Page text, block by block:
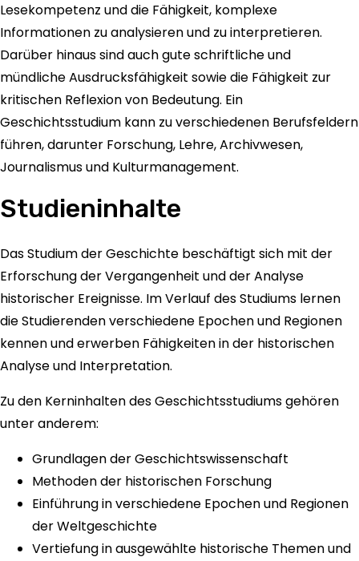
Lesekompetenz und die Fähigkeit, komplexe
Informationen zu analysieren und zu interpretieren.
Darüber hinaus sind auch gute schriftliche und
mündliche Ausdrucksfähigkeit sowie die Fähigkeit zur
kritischen Reflexion von Bedeutung. Ein
Geschichtsstudium kann zu verschiedenen Berufsfeldern
führen, darunter Forschung, Lehre, Archivwesen,
Journalismus und Kulturmanagement.
Studieninhalte
Das Studium der Geschichte beschäftigt sich mit der
Erforschung der Vergangenheit und der Analyse
historischer Ereignisse. Im Verlauf des Studiums lernen
die Studierenden verschiedene Epochen und Regionen
kennen und erwerben Fähigkeiten in der historischen
Analyse und Interpretation.
Zu den Kerninhalten des Geschichtsstudiums gehören
unter anderem:
Grundlagen der Geschichtswissenschaft
Methoden der historischen Forschung
Einführung in verschiedene Epochen und Regionen
der Weltgeschichte
Vertiefung in ausgewählte historische Themen und